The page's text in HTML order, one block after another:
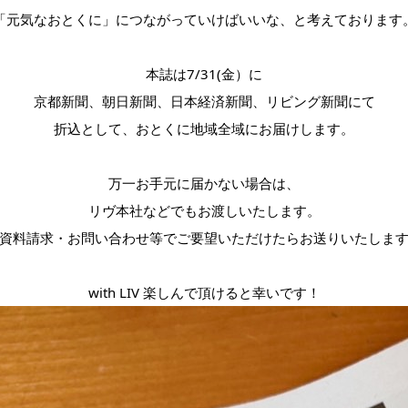
元気なおとくに」につながっていけばいいな、と考えております
本誌は7/31(金）に
京都新聞、朝日新聞、日本経済新聞、リビング新聞にて
折込として、おとくに地域全域にお届けします。
万一お手元に届かない場合は、
リヴ本社などでもお渡しいたします。
料請求・お問い合わせ等でご要望いただけたらお送りいたしま
with LIV 楽しんで頂けると幸いです！